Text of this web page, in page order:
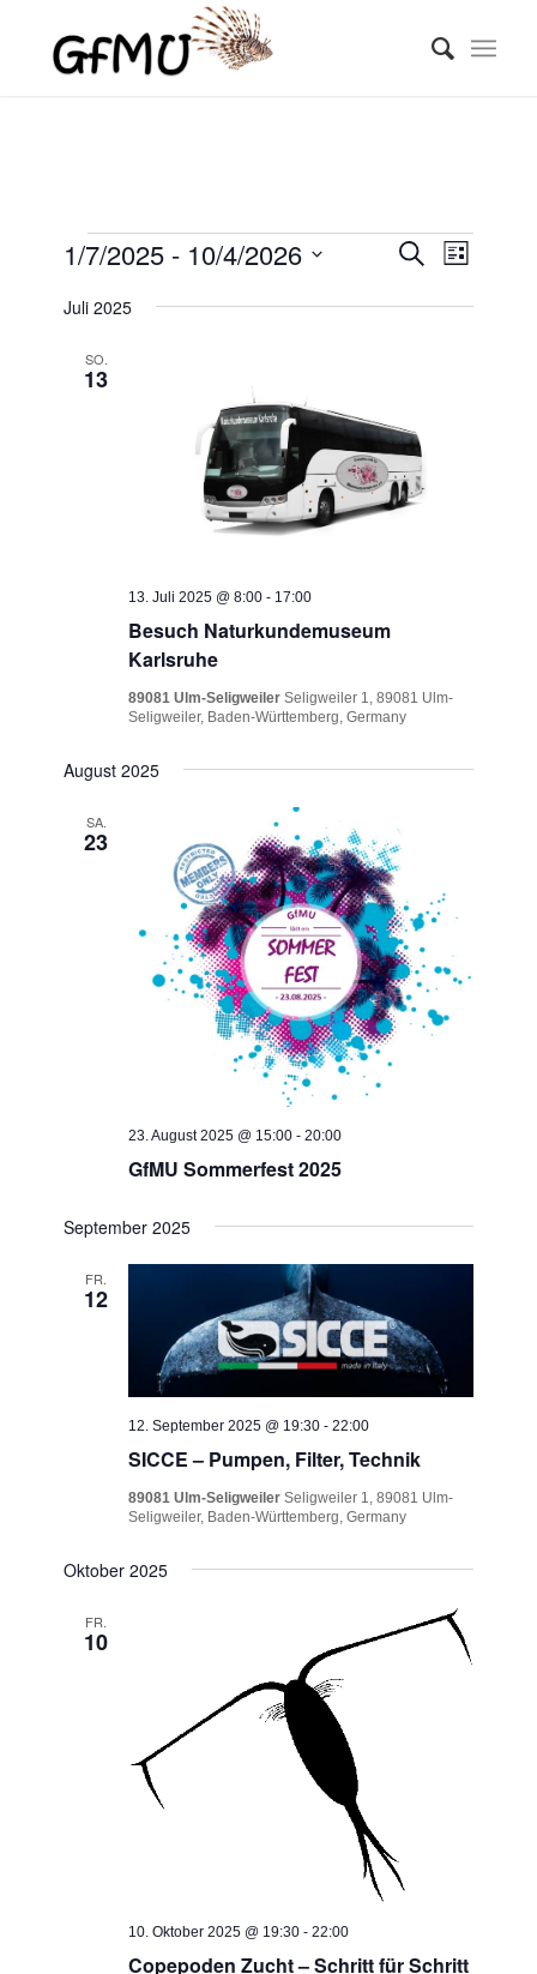
Veranstaltungen SucheListe
1/7/2025 - 10/4/2026
wählen.
Juli 2025
SO.
13
Besuch Naturkundemuseum
Karlsruhe
13. Juli 2025 @ 8:00 - 17:00
89081 Ulm-SeligweilerSeligweiler 1, 89081 Ulm-
Seligweiler, Baden-Württemberg, Germany
August 2025
SA.
23
GfMU Sommerfest 2025
23. August 2025 @ 15:00 -20:00
September 2025
FR.
12
SICCE – Pumpen, Filter, Technik
12. September 2025 @ 19:30 -22:00
89081 Ulm-SeligweilerSeligweiler 1, 89081 Ulm-
Seligweiler, Baden-Württemberg, Germany
Oktober 2025
FR.
10
Copepoden Zucht – Schritt für Schritt
10. Oktober 2025 @ 19:30 -22:00